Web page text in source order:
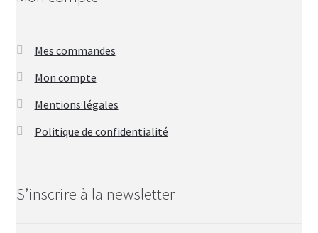
Mes commandes
Mon compte
Mentions légales
Politique de confidentialité
S’inscrire à la newsletter